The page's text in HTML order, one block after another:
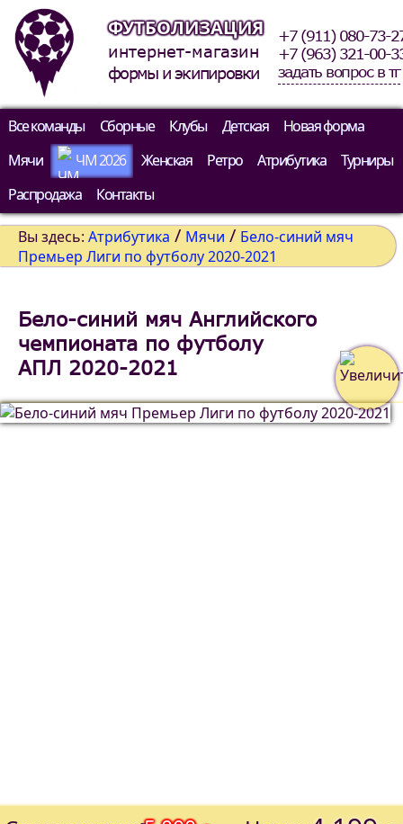
ФУТБОЛИЗАЦИЯ
интернет-магазин
формы и экипировки
+7 (911) 080-73-
+7 (963) 321-00-
задать вопрос в тг
Все команды Сборные Клубы Детская
Новая форма
Мячи
ЧМ 2026 Женская Ретро Атрибутика
Турниры
Распродажа
Контакты
Вы здесь: Атрибутика / Мячи / Бело-синий мяч
Премьер Лиги по футболу 2020-2021
Бело-синий мяч Английского
чемпионата по футболу
АПЛ 2020-2021